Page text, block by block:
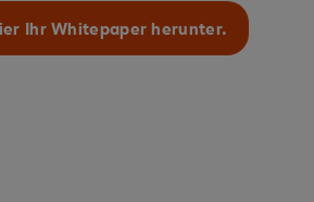
Ihr Whitepaper herunter.